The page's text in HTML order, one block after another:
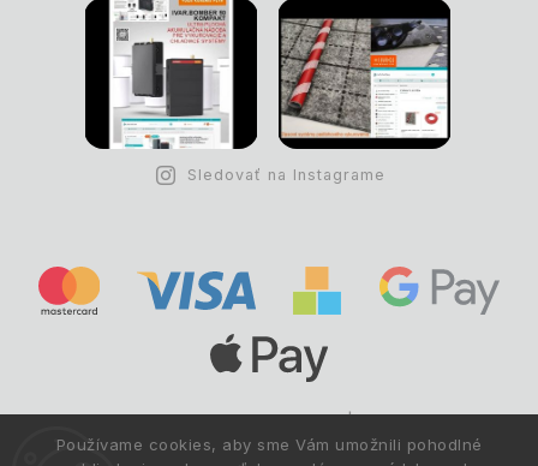
Používame cookies, aby sme Vám umožnili pohodlné
Sledovať na Instagrame
Copyright © 1993 -2026 Deltastav.sk|
.
Všetky práva vyhradené.